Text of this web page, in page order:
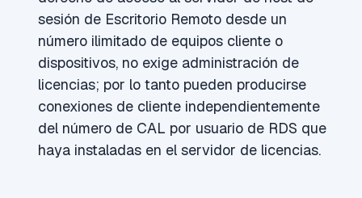
sesión de Escritorio Remoto desde un
número ilimitado de equipos cliente o
dispositivos, no exige administración de
licencias; por lo tanto pueden producirse
conexiones de cliente independientemente
del número de CAL por usuario de RDS que
haya instaladas en el servidor de licencias.